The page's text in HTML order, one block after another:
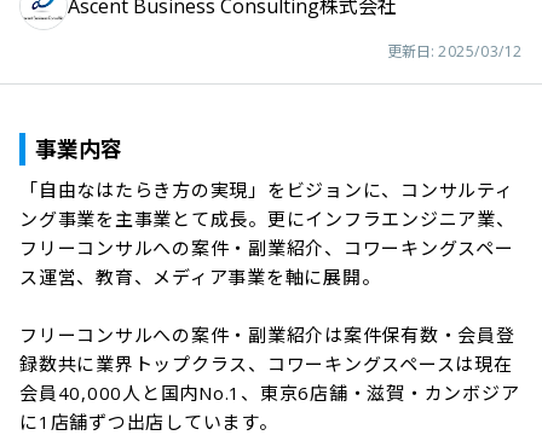
Ascent Business Consulting株式会社
更新日: 2025/03/12
事業内容
「自由なはたらき方の実現」をビジョンに、コンサルティ
ング事業を主事業とて成長。更にインフラエンジニア業、
フリーコンサルへの案件・副業紹介、コワーキングスペー
ス運営、教育、メディア事業を軸に展開。
フリーコンサルへの案件・副業紹介は案件保有数・会員登
録数共に業界トップクラス、コワーキングスペースは現在
会員40,000人と国内No.1、東京6店舗・滋賀・カンボジア
に1店舗ずつ出店しています。